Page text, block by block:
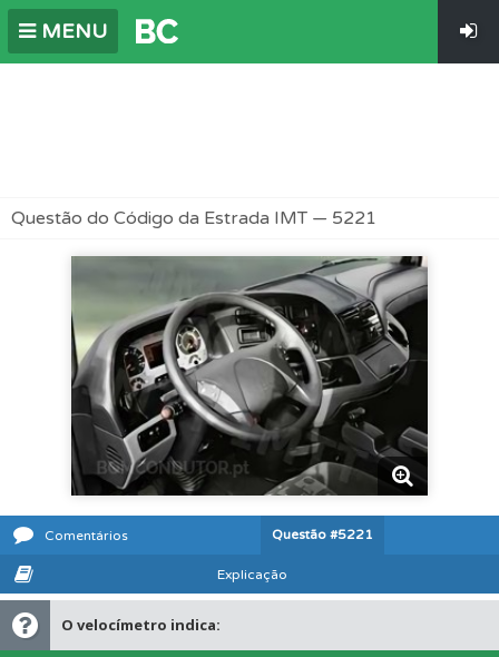
MENU
Questão do Código da Estrada IMT — 5221
Comentários Questão #5221
Explicação
O velocímetro indica: